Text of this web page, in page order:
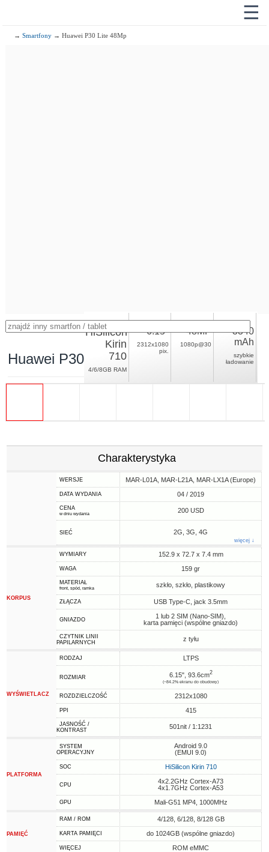
☰
→Smartfony → Huawei P30 Lite 48Mp
Huawei P30 Lite 48Mp
HiSilicon
Kirin
710
4/6/8GB RAM
6.15"
2312x1080
pix.
48MP
1080p@30
3340
mAh
szybkie
ładowanie
Charakterystyka
WERSJE MAR-L01A, MAR-L21A, MAR-LX1A (Europe)
DATA WYDANIA 04 / 2019
CENA
w dniu wydania 200 USD
SIEĆ 2G, 3G, 4G
więcej ↓
KORPUS
WYMIARY 152.9 x 72.7 x 7.4 mm
WAGA 159 gr
MATERIAŁ
front, spód, ramka szkło, szkło, plastikowy
ZŁĄCZA USB Type-C, jack 3.5mm
GNIAZDO
1 lub 2 SIM (Nano-SIM),
karta pamięci (wspólne gniazdo)
CZYTNIK LINII
PAPILARNYCH
z tyłu
WYŚWIETLACZ
RODZAJ LTPS
ROZMIAR 6.15", 93.6cm2
(~84.2% ekranu do obudowy)
ROZDZIELCZOŚĆ 2312x1080
PPI 415
JASNOŚĆ /
KONTRAST
501nit / 1:1231
PLATFORMA
SYSTEM
OPERACYJNY
Android 9.0
(EMUI 9.0)
SOC HiSilicon Kirin 710
CPU
4x2.2GHz Cortex-A73
4x1.7GHz Cortex-A53
GPU Mali-G51 MP4, 1000MHz
PAMIĘĆ
RAM / ROM 4/128, 6/128, 8/128 GB
KARTA PAMIĘCI do 1024GB (wspólne gniazdo)
WIĘCEJ ROM eMMC